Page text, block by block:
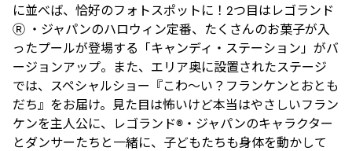
に並べば、恰好のフォトスポットに！2つ目はレゴランド
Ⓡ ・ジャパンのハロウィン定番、たくさんのお菓子が入
ったプールが登場する「キャンディ・ステーション」がバ
ージョンアップ。また、エリア奥に設置されたステージ
では、スペシャルショー『こわ～い？フランケンとおとも
だち』をお届け。見た目は怖いけど本当はやさしいフラン
ケンを主人公に、レゴランド®・ジャパンのキャラクター
とダンサーたちと一緒に、子どもたちも身体を動かして